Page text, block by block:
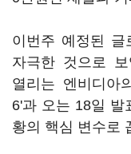
이번주 예정된 글
자극한 것으로 보
열리는 엔비디아
6'과 오는 18일 발
황의 핵심 변수로